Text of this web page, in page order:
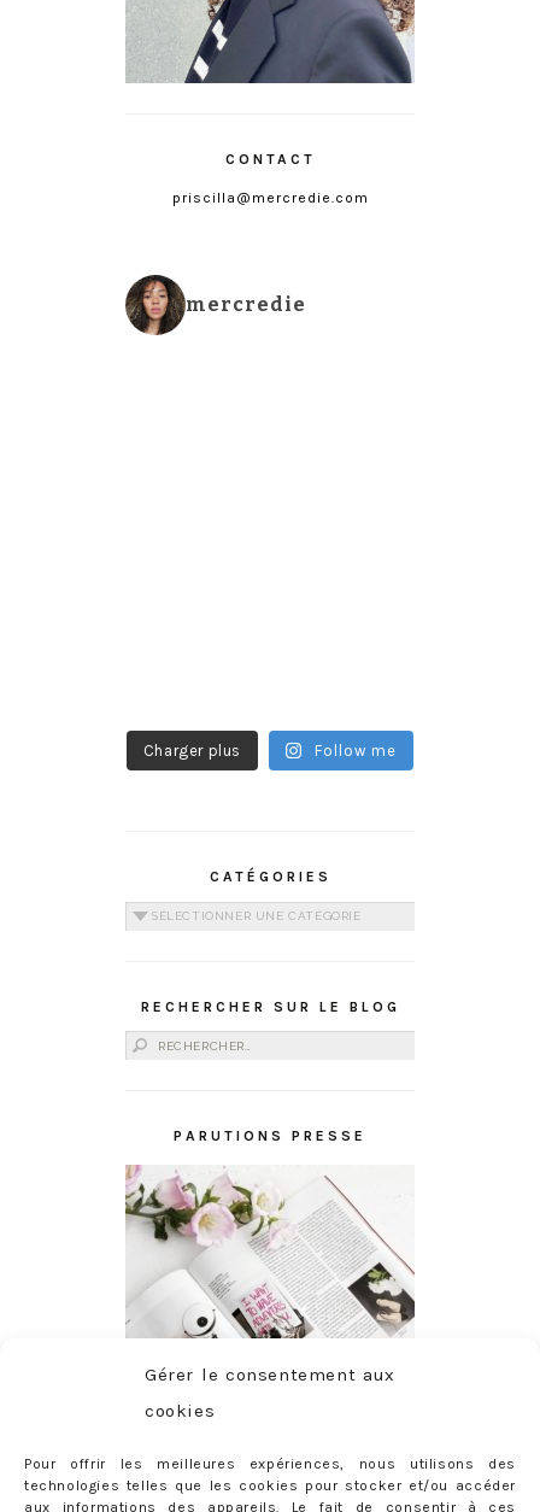
Gérer le consentement aux
cookies
Pour offrir les meilleures expériences, nous utilisons des
technologies telles que les cookies pour stocker et/ou accéder
aux informations des appareils. Le fait de consentir à ces
CONTACT
priscilla@mercredie.com
mercredie
Charger plus Follow me
CATÉGORIES
Catégories
RECHERCHER SUR LE BLOG
Rechercher :
PARUTIONS PRESSE